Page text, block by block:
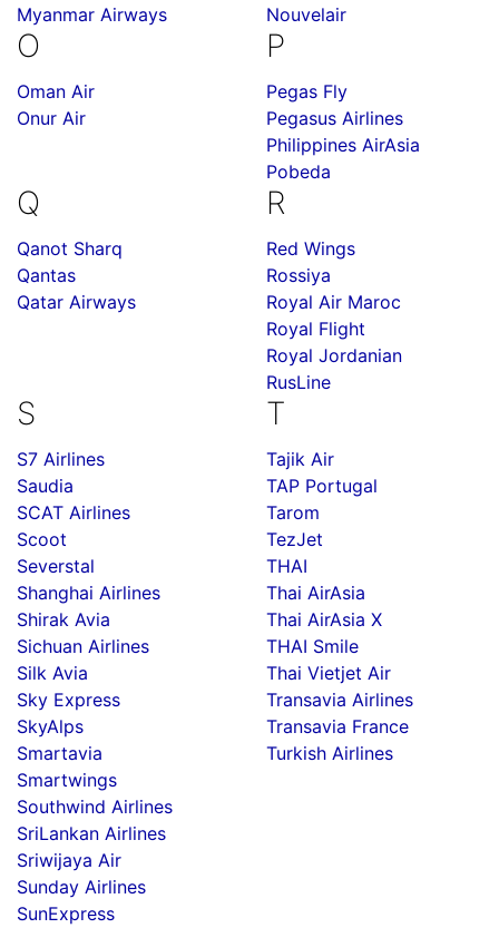
Myanmar Airways
Nouvelair
O
Oman Air
Onur Air
P
Pegas Fly
Pegasus Airlines
Philippines AirAsia
Pobeda
Q
Qanot Sharq
Qantas
Qatar Airways
R
Red Wings
Rossiya
Royal Air Maroc
Royal Flight
Royal Jordanian
RusLine
S
S7 Airlines
Saudia
SCAT Airlines
Scoot
Severstal
Shanghai Airlines
Shirak Avia
Sichuan Airlines
Silk Avia
Sky Express
SkyAlps
Smartavia
Smartwings
Southwind Airlines
SriLankan Airlines
Sriwijaya Air
Sunday Airlines
SunExpress
T
Tajik Air
TAP Portugal
Tarom
TezJet
THAI
Thai AirAsia
Thai AirAsia X
THAI Smile
Thai Vietjet Air
Transavia Airlines
Transavia France
Turkish Airlines